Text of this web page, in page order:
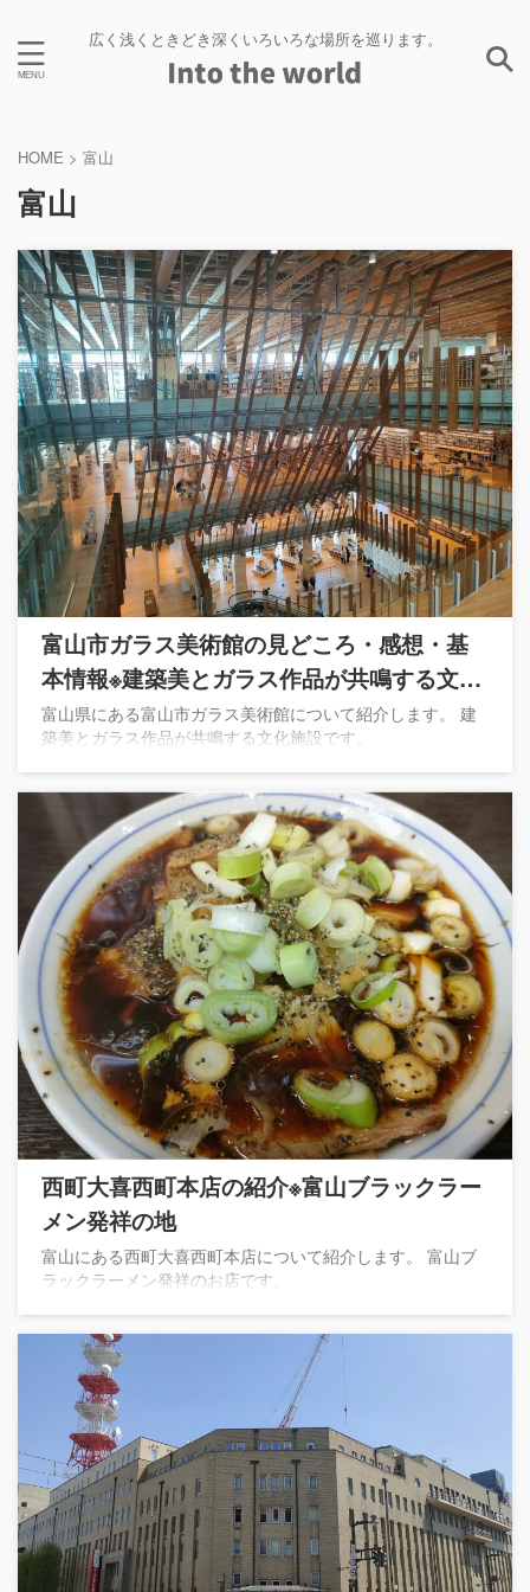
広く浅くときどき深くいろいろな場所を巡ります。
HOME > 富山
富山
富山市ガラス美術館の見どころ・感想・基
本情報※建築美とガラス作品が共鳴する文化
施設
富山県にある富山市ガラス美術館について紹介します。 建
築美とガラス作品が共鳴する文化施設です。
西町大喜西町本店の紹介※富山ブラックラー
メン発祥の地
富山にある西町大喜西町本店について紹介します。 富山ブ
ラックラーメン発祥のお店です。